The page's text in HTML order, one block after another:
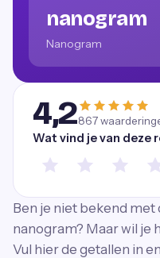
nanogram
Nanogram
4,2867
Wat vind je van deze
Ben je niet bekend met
nanogram? Maar wil je
Vul hier de getallen in